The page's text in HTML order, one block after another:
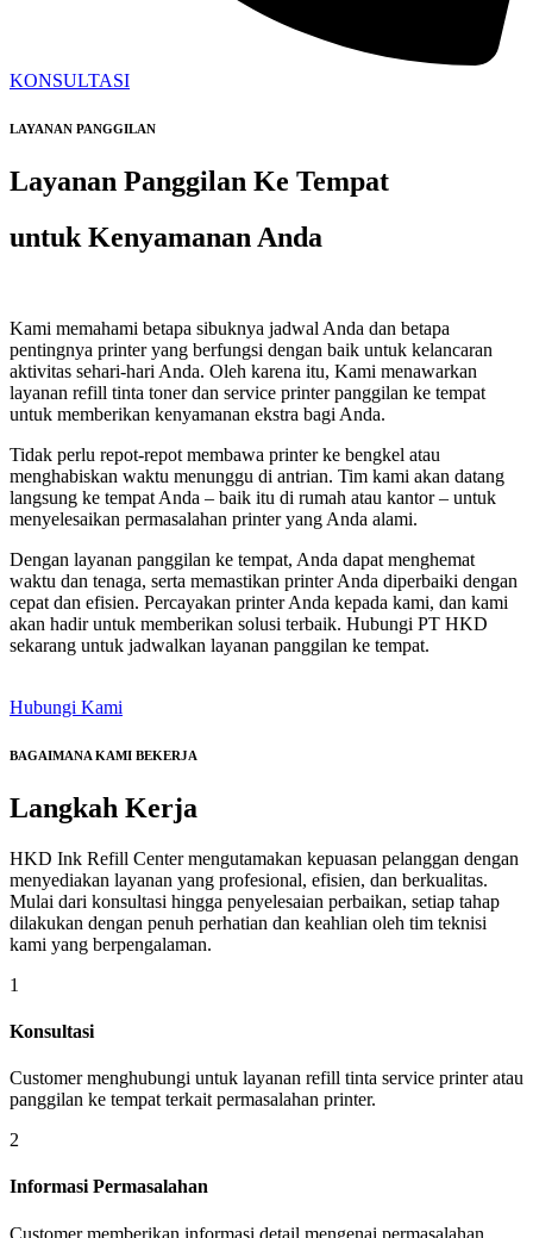
KONSULTASI
LAYANAN PANGGILAN
Layanan Panggilan Ke Tempat
untuk Kenyamanan Anda
Kami memahami betapa sibuknya jadwal Anda dan betapa
pentingnya printer yang berfungsi dengan baik untuk kelancaran
aktivitas sehari-hari Anda. Oleh karena itu, Kami menawarkan
layanan refill tinta toner dan service printer panggilan ke tempat
untuk memberikan kenyamanan ekstra bagi Anda.
Tidak perlu repot-repot membawa printer ke bengkel atau
menghabiskan waktu menunggu di antrian. Tim kami akan datang
langsung ke tempat Anda – baik itu di rumah atau kantor – untuk
menyelesaikan permasalahan printer yang Anda alami.
Dengan layanan panggilan ke tempat, Anda dapat menghemat
waktu dan tenaga, serta memastikan printer Anda diperbaiki dengan
cepat dan efisien. Percayakan printer Anda kepada kami, dan kami
akan hadir untuk memberikan solusi terbaik. Hubungi PT HKD
sekarang untuk jadwalkan layanan panggilan ke tempat.
Hubungi Kami
BAGAIMANA KAMI BEKERJA
Langkah Kerja
HKD Ink Refill Center mengutamakan kepuasan pelanggan dengan
menyediakan layanan yang profesional, efisien, dan berkualitas.
Mulai dari konsultasi hingga penyelesaian perbaikan, setiap tahap
dilakukan dengan penuh perhatian dan keahlian oleh tim teknisi
kami yang berpengalaman.
1
Konsultasi
Customer menghubungi untuk layanan refill tinta service printer atau
panggilan ke tempat terkait permasalahan printer.
2
Informasi Permasalahan
Customer memberikan informasi detail mengenai permasalahan